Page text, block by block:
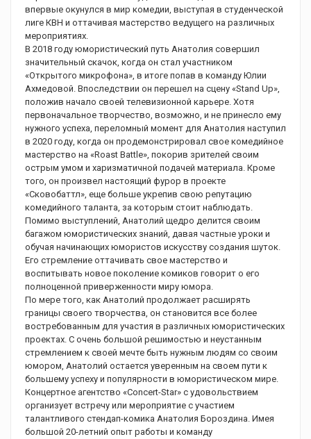
впервые окунулся в мир комедии, выступая в студенческой
лиге КВН и оттачивая мастерство ведущего на различных
мероприятиях.
В 2018 году юмористический путь Анатолия совершил
значительный скачок, когда он стал участником
«Открытого микрофона», в итоге попав в команду Юлии
Ахмедовой. Впоследствии он перешел на сцену «Stand Up»,
положив начало своей телевизионной карьере. Хотя
первоначальное творчество, возможно, и не принесло ему
нужного успеха, переломный момент для Анатолия наступил
в 2020 году, когда он продемонстрировал свое комедийное
мастерство на «Roast Battle», покорив зрителей своим
острым умом и харизматичной подачей материала. Кроме
того, он произвел настоящий фурор в проекте
«Сковобаттл», еще больше укрепив свою репутацию
комедийного таланта, за которым стоит наблюдать.
Помимо выступлений, Анатолий щедро делится своим
багажом юмористических знаний, давая частные уроки и
обучая начинающих юмористов искусству создания шуток.
Его стремление оттачивать свое мастерство и
воспитывать новое поколение комиков говорит о его
полноценной приверженности миру юмора.
По мере того, как Анатолий продолжает расширять
границы своего творчества, он становится все более
востребованным для участия в различных юмористических
проектах. С очень большой решимостью и неустанным
стремлением к своей мечте быть нужным людям со своим
юмором, Анатолий остается уверенным на своем пути к
большему успеху и популярности в юмористическом мире.
Концертное агентство «Concert-Star» с удовольствием
организует встречу или мероприятие с участием
талантливого стендап-комика Анатолия Бороздина. Имея
большой 20-летний опыт работы и команду